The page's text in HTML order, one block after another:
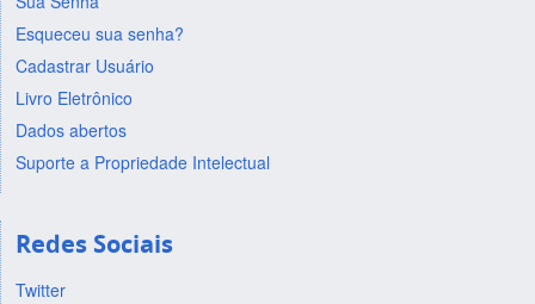
Esqueceu sua senha?
Cadastrar Usuário
Livro Eletrônico
Dados abertos
Suporte a Propriedade Intelectual
Redes Sociais
Twitter